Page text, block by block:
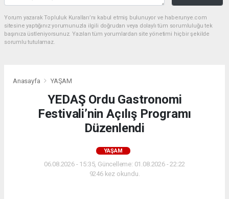
Yorum yazarak Topluluk Kuralları’nı kabul etmiş bulunuyor ve haberunye.com
sitesine yaptığınız yorumunuzla ilgili doğrudan veya dolaylı tüm sorumluluğu tek
başınıza üstleniyorsunuz. Yazılan tüm yorumlardan site yönetimi hiçbir şekilde
sorumlu tutulamaz.
Anasayfa YAŞAM
YEDAŞ Ordu Gastronomi
Festivali’nin Açılış Programı
Düzenlendi
YAŞAM
06.08.2026 - 15:35, Güncelleme: 01.08.2026 - 22:22
9246 kez okundu.